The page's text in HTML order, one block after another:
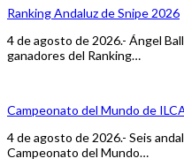
Ranking Andaluz de Snipe 2026
4 de agosto de 2026.- Ángel
ganadores del Ranking…
Campeonato del Mundo de
4 de agosto de 2026.- Seis
Campeonato del Mundo…